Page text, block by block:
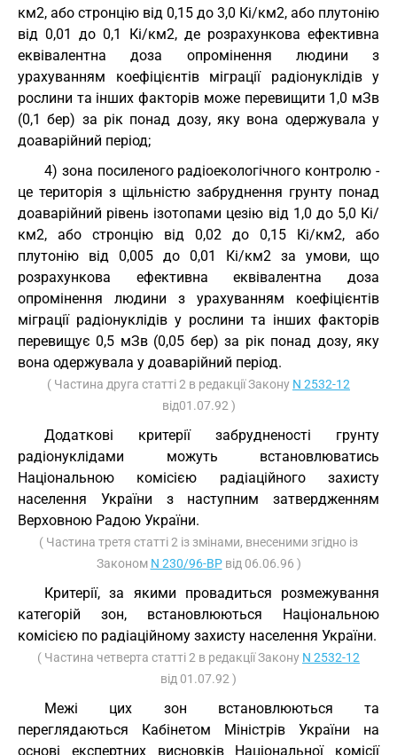
км2, або стронцію від 0,15 до 3,0 Кі/км2, або плутонію
від 0,01 до 0,1 Кі/км2, де розрахункова ефективна
еквівалентна доза опромінення людини з
урахуванням коефіцієнтів міграції радіонуклідів у
рослини та інших факторів може перевищити 1,0 мЗв
(0,1 бер) за рік понад дозу, яку вона одержувала у
доаварійний період;
4) зона посиленого радіоекологічного контролю -
це територія з щільністю забруднення грунту понад
доаварійний рівень ізотопами цезію від 1,0 до 5,0 Кі/
км2, або стронцію від 0,02 до 0,15 Кі/км2, або
плутонію від 0,005 до 0,01 Кі/км2 за умови, що
розрахункова ефективна еквівалентна доза
опромінення людини з урахуванням коефіцієнтів
міграції радіонуклідів у рослини та інших факторів
перевищує 0,5 мЗв (0,05 бер) за рік понад дозу, яку
вона одержувала у доаварійний період.
( Частина друга статті 2 в редакції Закону N 2532-12
від01.07.92 )
Додаткові критерії забрудненості грунту
радіонуклідами можуть встановлюватись
Національною комісією радіаційного захисту
населення України з наступним затвердженням
Верховною Радою України.
( Частина третя статті 2 із змінами, внесеними згідно із
Законом N 230/96-ВРвід 06.06.96 )
Критерії, за якими провадиться розмежування
категорій зон, встановлюються Національною
комісією по радіаційному захисту населення України.
( Частина четверта статті 2 в редакції Закону N 2532-12
від 01.07.92 )
Межі цих зон встановлюються та
переглядаються Кабінетом Міністрів України на
основі експертних висновків Національної комісії